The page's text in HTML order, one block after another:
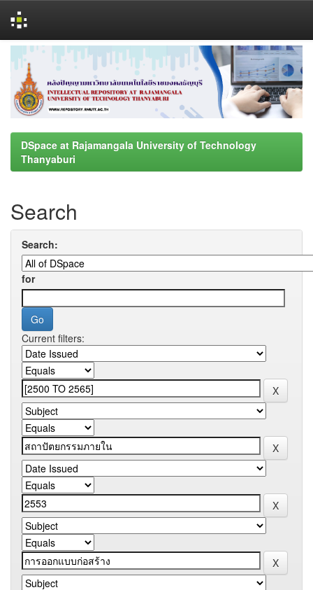
navigation
DSpace at Rajamangala University of Technology
Thanyaburi
Search
Search:
for
Current filters: